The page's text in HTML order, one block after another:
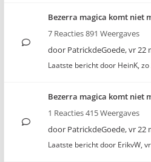
Bezerra magica komt niet
7 Reacties 891 Weergaves
door PatrickdeGoede,vr 22
Laatste bericht door HeinK, zo
Bezerra magica komt niet
1 Reacties 415 Weergaves
door PatrickdeGoede,vr 22
Laatste bericht door ErikvW,